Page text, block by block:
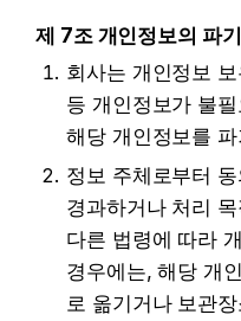
제 7조 개인정보의 파기
회사는 개인정보
등 개인정보가 불
해당 개인정보를
정보 주체로부터
경과하거나 처리
다른 법령에 따라
경우에는, 해당 개
로 옮기거나 보관